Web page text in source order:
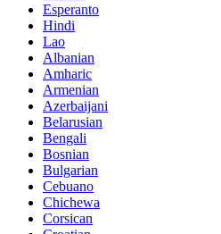
Esperanto
Hindi
Lao
Albanian
Amharic
Armenian
Azerbaijani
Belarusian
Bengali
Bosnian
Bulgarian
Cebuano
Chichewa
Corsican